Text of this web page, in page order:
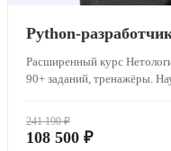
Python-
Расширенный курс
90+ заданий, тренажёры.
241 190 ₽
108 500 ₽